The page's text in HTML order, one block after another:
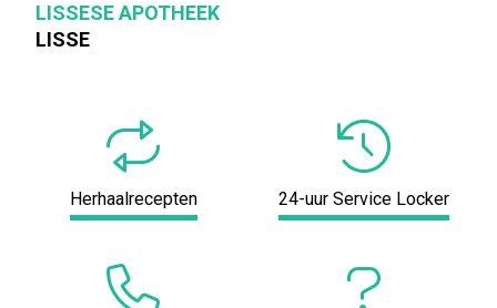
LISSESE APOTHEEK
LISSE
Herhaalrecepten 24-uur Service Locker